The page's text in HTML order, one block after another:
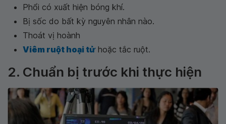
Phổi có xuất hiện bóng khí.
Bị sốc do bất kỳ nguyên nhân nào.
Thoát vị hoành
Viêm ruột hoại tửhoặc tắc ruột.
2. Chuẩn bị trước khi thực hiện